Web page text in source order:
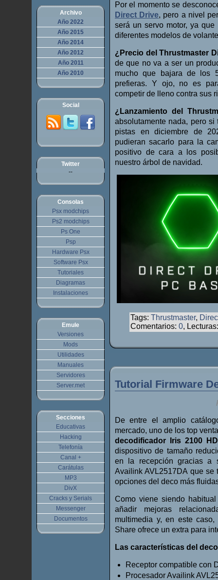
Por el momento se
Direct Drive, pero a nivel
será un servo motor, ya
diferentes modelos de
¿Precio del Thrustmaster
de que no va a ser un
mucho que bajara de los
prefieras. Y ojo, no es
competir de lleno contra sus
¿Lanzamiento del
absolutamente nada, pero
pistas en diciembre de
pudieran sacarlo para la
positivo de cara a los
nuestro árbol de navidad.
Tags: Thrustmaster,
Comentarios: 0,
Tutorial Firmware
De entre el amplio
mercado, uno de los top
decodificador Iris 2100 HD
dispositivo de tamaño
en la recepción gracias a
Availink AVL2517DA que se
opciones del deco más
Como viene siendo
añadir mejoras
multimedia y, en este
Share ofrece un extra para
Las características del
Receptor compatible con
Procesador Availink
Archivo
Año 2022
Año 2015
Año 2014
Año 2012
Año 2011
Año 2010
Social
Twitter
--
Consolas
Psx modchips
Ps2 modchips
Ps One
Psp
Hardware Psx
Software Psx
Tutoriales
Diagramas
Instalaciones
Emule
Versiones
Mods
Utilidades
Manuales
Servidores
Server.met
Secciones
Educativas
Hacking
Telefonía
Canal +
Carátulas
MP3
DivX
Cracks y Serials
Messenger
Documentos